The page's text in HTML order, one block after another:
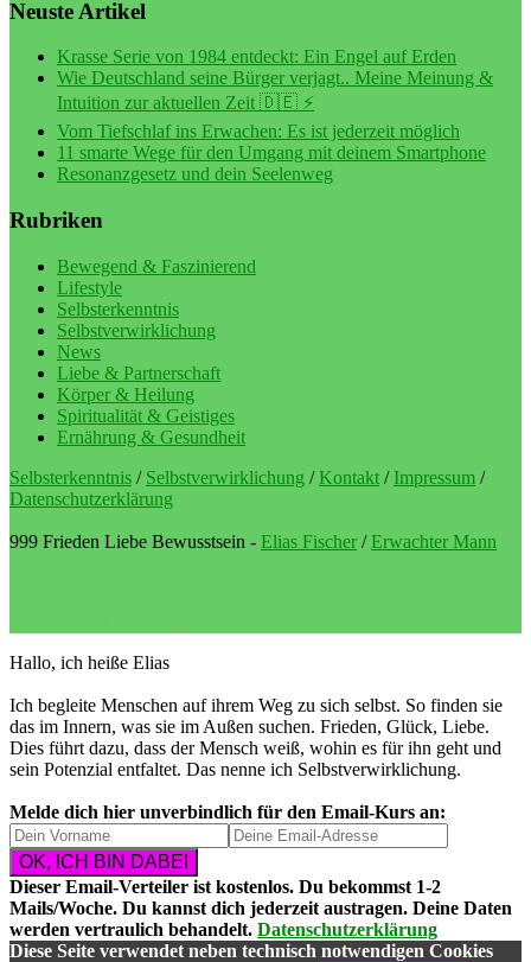
Neuste Artikel
Krasse Serie von 1984 entdeckt: Ein Engel auf Erden
Wie Deutschland seine Bürger verjagt.. Meine Meinung &
Intuition zur aktuellen Zeit 🇩🇪 ⚡️
Vom Tiefschlaf ins Erwachen: Es ist jederzeit möglich
11 smarte Wege für den Umgang mit deinem Smartphone
Resonanzgesetz und dein Seelenweg
Rubriken
Bewegend & Faszinierend
Lifestyle
Selbsterkenntnis
Selbstverwirklichung
News
Liebe & Partnerschaft
Körper & Heilung
Spiritualität & Geistiges
Ernährung & Gesundheit
Selbsterkenntnis / Selbstverwirklichung /Kontakt / Impressum /
Datenschutzerklärung
999 Frieden Liebe Bewusstsein - Elias Fischer /Erwachter Mann
Hallo, ich heiße Elias
Ich begleite Menschen auf ihrem Weg zu sich selbst. So finden sie
das im Innern, was sie im Außen suchen. Frieden, Glück, Liebe.
Dies führt dazu, dass der Mensch weiß, wohin es für ihn geht und
sein Potenzial entfaltet. Das nenne ich Selbstverwirklichung.
Melde dich hier unverbindlich für den Email-Kurs an:
Dieser Email-Verteiler ist kostenlos. Du bekommst 1-2
Mails/Woche. Du kannst dich jederzeit austragen. Deine Daten
werden vertraulich behandelt. Datenschutzerklärung
Diese Seite verwendet neben technisch notwendigen Cookies